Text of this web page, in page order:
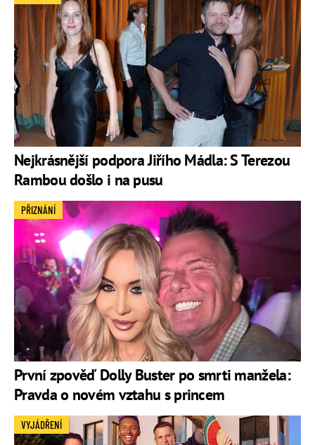
Nejkrásnější podpora Jiřího Mádla: S Terezou
Rambou došlo i na pusu
První zpověď Dolly Buster po smrti manžela:
Pravda o novém vztahu s princem
PŘIZNÁNÍ
VYJÁDŘENÍ